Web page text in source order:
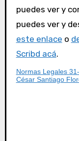
puedes ver y
puedes ver y
este enlace o
Scribd acá.
Normas Legales
César Santiago